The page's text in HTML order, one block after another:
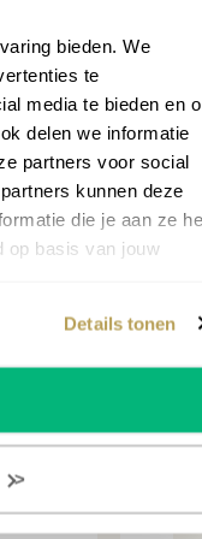
bieden. We
te
media te bieden en
delen we informatie
partners voor social
kunnen deze
die je aan ze
op basis van jouw
Details tonen
Tobago AKB08
accessoires.
vak met drie
adapters,
benodigdheden
extra tassen mee
eenvoudig mee
stevige ritssluiting
design een